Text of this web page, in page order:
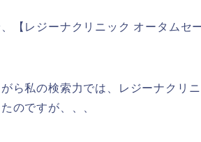
【レジーナクリニック オータムセ
ら私の検索力では、レジーナクリ
のですが、、、